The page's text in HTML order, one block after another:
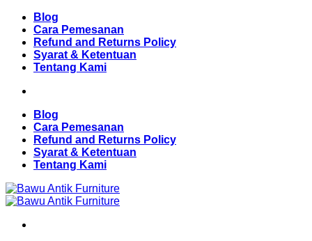
Skip
content
Blog
Cara Pemesanan
Refund and Returns Policy
Syarat & Ketentuan
Tentang Kami
Blog
Cara Pemesanan
Refund and Returns Policy
Syarat & Ketentuan
Tentang Kami